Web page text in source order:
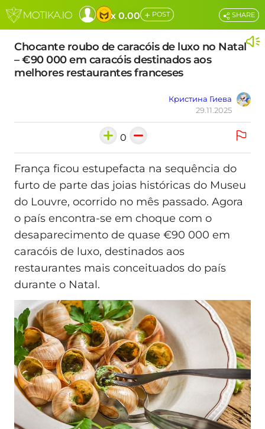
x 0.00 + POST
Chocante roubo de caracóis de luxo no Natal
– €90 000 em caracóis destinados aos
melhores restaurantes franceses
Кристина Гиева
29.11.2025
SHARE
0
França ficou estupefacta na sequência do
furto de parte das joias históricas do Museu
do Louvre, ocorrido no mês passado. Agora
o país encontra-se em choque com o
desaparecimento de quase €90 000 em
caracóis de luxo, destinados aos
restaurantes mais conceituados do país
durante o Natal.